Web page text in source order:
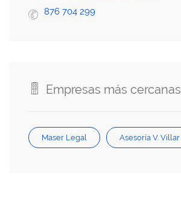
876 704 299
Empresas más cercanas
Maser Legal Asesoría V. Villar